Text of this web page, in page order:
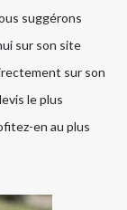
suggérons
sur son site
sur son
le plus
en au plus